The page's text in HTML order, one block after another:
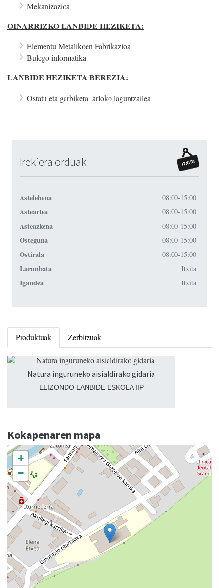
Mekanizazioa
OINARRIZKO LANBIDE HEZIKETA:
Elementu Metalikoen Fabrikazioa
Bulego informatika
LANBIDE HEZIKETA BEREZIA:
Ostatu eta garbiketa arloko laguntzailea
Irekiera orduak
Astelehena 08:00-15:00
Asteartea 08:00-15:00
Asteazkena 08:00-15:00
Osteguna 08:00-15:00
Ostirala 08:00-15:00
Larunbata Itxita
Igandea Itxita
Produktuak Zerbitzuak
Natura inguruneko aisialdirako gidaria
ELIZONDO LANBIDE ESKOLA IIP
Kokapenaren mapa
+
−